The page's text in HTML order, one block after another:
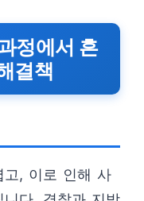
정에서 흔
결책
고, 이로 인해 사